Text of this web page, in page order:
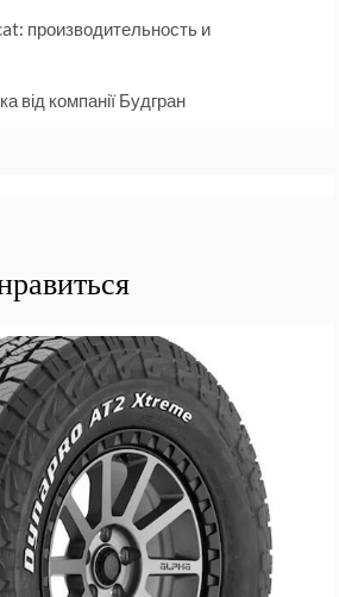
производительность и
від компанії Будгран